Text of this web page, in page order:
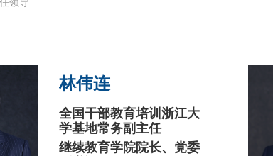
林伟连
全国干部教育培训浙江大
学基地常务副主任
继续教育学院院长、党委